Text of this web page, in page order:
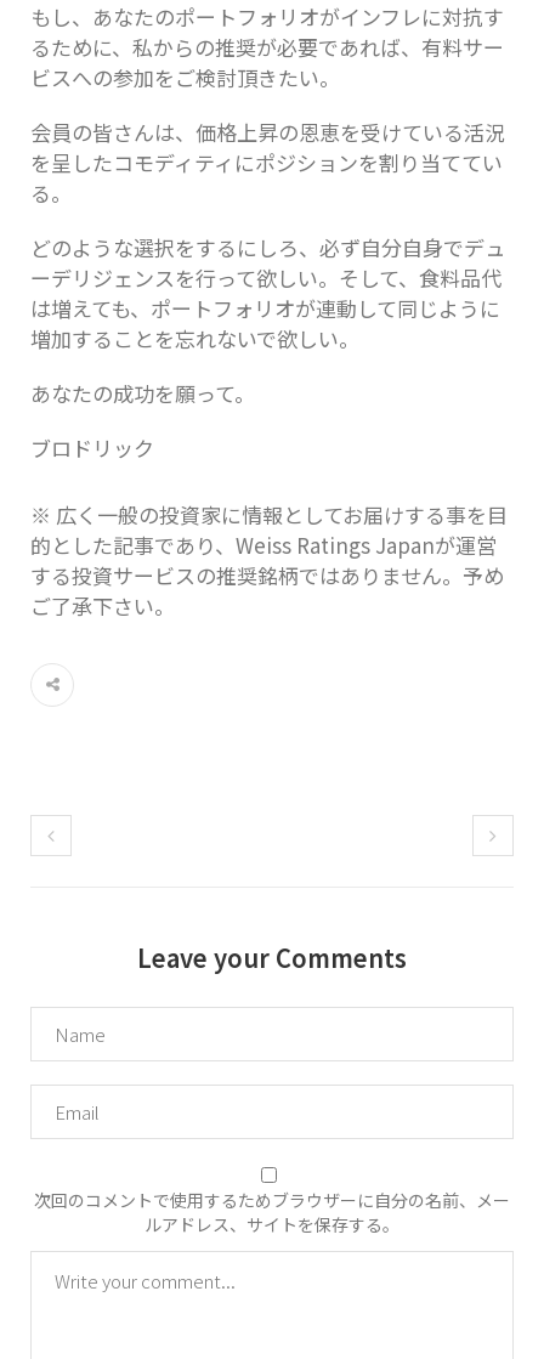
もし、あなたのポートフォリオがインフレに対抗す
るために、私からの推奨が必要であれば、有料サー
ビスへの参加をご検討頂きたい。
会員の皆さんは、価格上昇の恩恵を受けている活況
を呈したコモディティにポジションを割り当ててい
る。
どのような選択をするにしろ、必ず自分自身でデュ
ーデリジェンスを行って欲しい。そして、食料品代
は増えても、ポートフォリオが連動して同じように
増加することを忘れないで欲しい。
あなたの成功を願って。
ブロドリック
※ 広く一般の投資家に情報としてお届けする事を目
的とした記事であり、Weiss Ratings Japanが運営
する投資サービスの推奨銘柄ではありません。予め
ご了承下さい。
Leave your Comments
次回のコメントで使用するためブラウザーに自分の名前、メー
ルアドレス、サイトを保存する。